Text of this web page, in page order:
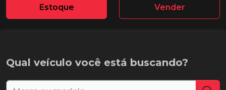
Estoque Vender
Qual veículo você está buscando?